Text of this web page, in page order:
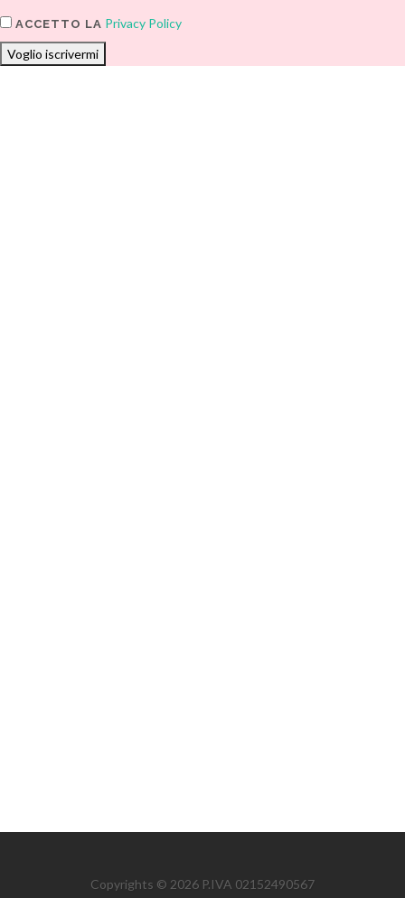
ACCETTO LA Privacy Policy
Voglio iscrivermi
Copyrights © 2026 P.IVA 02152490567